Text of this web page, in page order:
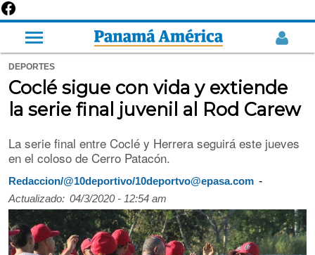
DEPORTES
Coclé sigue con vida y extiende
la serie final juvenil al Rod Carew
La serie final entre Coclé y Herrera seguirá este jueves
en el coloso de Cerro Patacón.
Redaccion/@10deportivo/10deportvo@epasa.com -
Actualizado: 04/3/2020 - 12:54 am